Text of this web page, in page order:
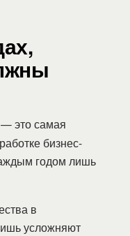
это самая
бизнес-
годом лишь
в
усложняют